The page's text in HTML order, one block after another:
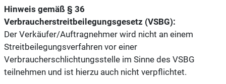
Hinweis gemäß § 36
Verbraucherstreitbeilegungsgesetz (VSBG):
Der Verkäufer/Auftragnehmer wird nicht an einem
Streitbeilegungsverfahren vor einer
Verbraucherschlichtungsstelle im Sinne des VSBG
teilnehmen und ist hierzu auch nicht verpflichtet.